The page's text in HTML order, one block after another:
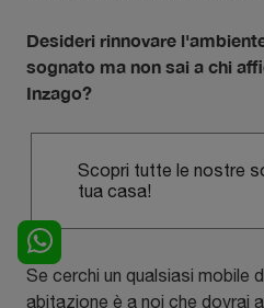
Desideri rinnovare
sognato ma non sai a chi
Inzago?
Scopri tutte le nostre
tua casa!
Se cerchi un qualsiasi mobile
abitazione è a noi che dovrai